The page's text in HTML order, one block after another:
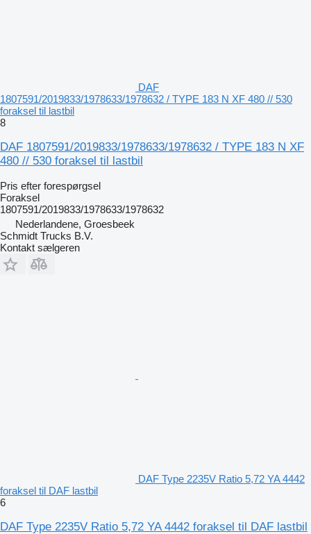
DAF
1807591/2019833/1978633/1978632 / TYPE 183 N XF 480 // 530
foraksel til lastbil
8
DAF 1807591/2019833/1978633/1978632 / TYPE 183 N XF
480 // 530 foraksel til lastbil
Pris efter forespørgsel
Foraksel
1807591/2019833/1978633/1978632
Nederlandene, Groesbeek
Schmidt Trucks B.V.
Kontakt sælgeren
DAF Type 2235V Ratio 5,72 YA 4442
foraksel til DAF lastbil
6
DAF Type 2235V Ratio 5,72 YA 4442 foraksel til DAF lastbil